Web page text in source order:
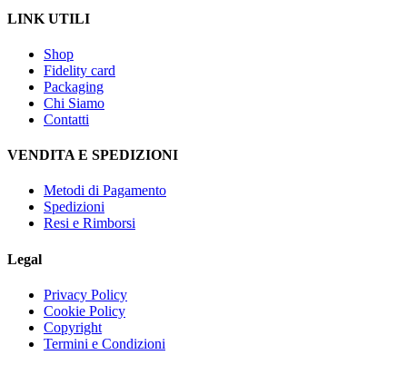
LINK UTILI
Shop
Fidelity card
Packaging
Chi Siamo
Contatti
VENDITA E SPEDIZIONI
Metodi di Pagamento
Spedizioni
Resi e Rimborsi
Legal
Privacy Policy
Cookie Policy
Copyright
Termini e Condizioni